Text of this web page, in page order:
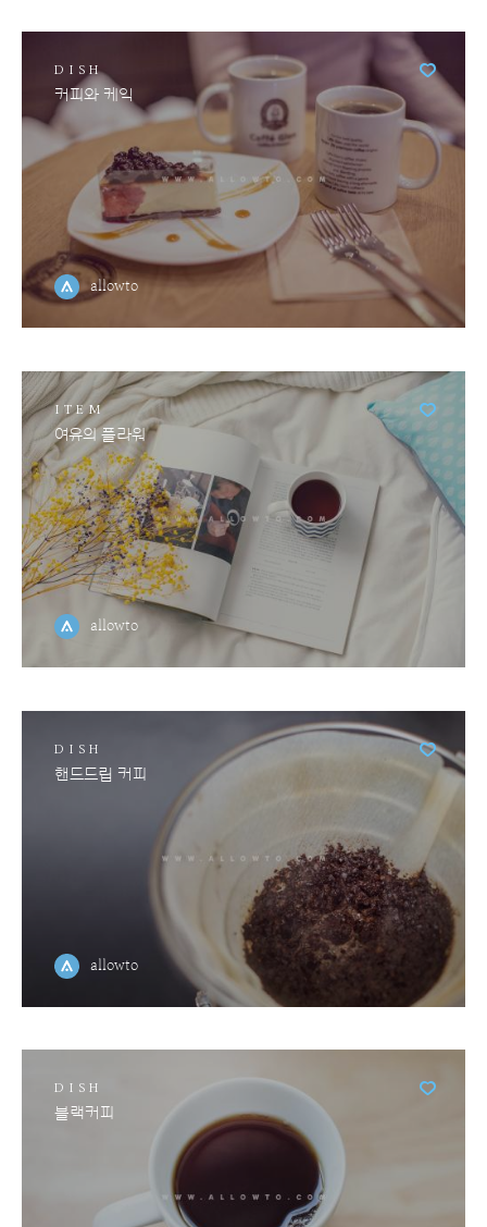
DISH
커피와 케익
allowto
ITEM
여유의 플라워
allowto
DISH
핸드드립 커피
allowto
DISH
블랙커피